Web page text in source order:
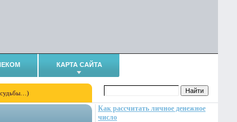
КАРТА САЙТА
Как рассчитать личное денежное
число